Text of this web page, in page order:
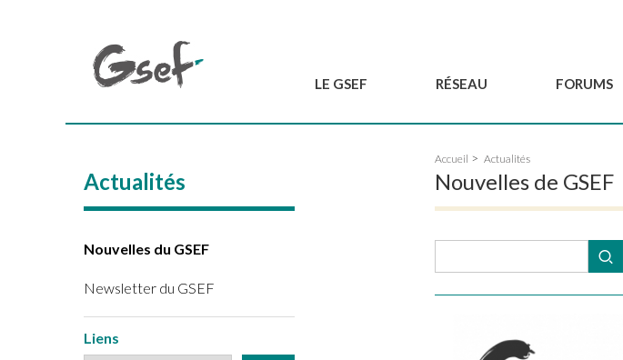
LE GSEF RÉSEAU
Comité Consultatif
Les membres
GSEF
FORUMS
MexicoGSEF2021
Actualités
Nouvelles du GSEF
Newsletter du GSEF
Liens
Accueil Actualités
Nouvelles de GSEF